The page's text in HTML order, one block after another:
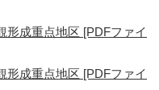
形成重点地区 [PDFファイ
形成重点地区 [PDFファイ